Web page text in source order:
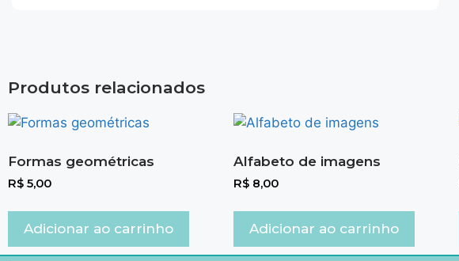
Produtos relacionados
Formas geométricas
R$ 5,00
Adicionar ao carrinho
Alfabeto de imagens
R$ 8,00
Adicionar ao carrinho